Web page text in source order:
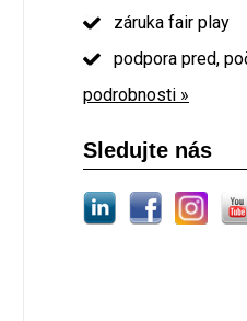
záruka fair play
podpora pred,
podrobnosti »
Sledujte nás